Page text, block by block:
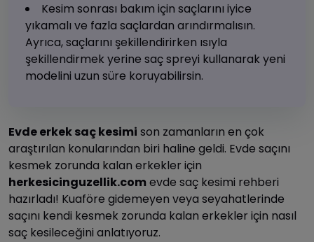
Kesim sonrası bakım için saçlarını iyice
yıkamalı ve fazla saçlardan arındırmalısın.
Ayrıca, saçlarını şekillendirirken ısıyla
şekillendirmek yerine saç spreyi kullanarak yeni
modelini uzun süre koruyabilirsin.
Evde erkek saç kesimi son zamanların en çok
araştırılan konularından biri haline geldi. Evde saçını
kesmek zorunda kalan erkekler için
herkesicinguzellik.comevde saç kesimi rehberi
hazırladı! Kuaföre gidemeyen veya seyahatlerinde
saçını kendi kesmek zorunda kalan erkekler için nasıl
saç kesileceğini anlatıyoruz.